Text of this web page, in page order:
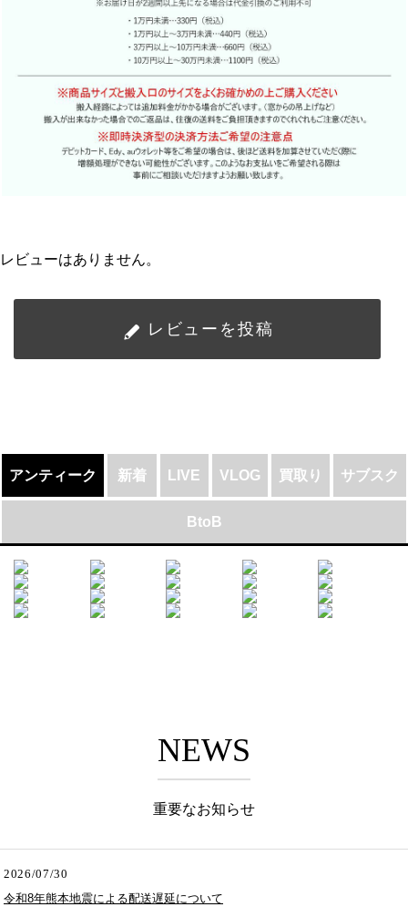
レビューはありません。
レビューを投稿
アンティーク 新着 LIVE VLOG 買取り サブスク
BtoB
NEWS
重要なお知らせ
2026/07/30
令和8年熊本地震による配送遅延について